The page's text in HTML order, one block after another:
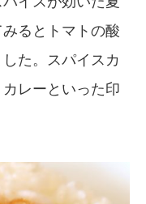
るとトマトの酸
た。スパイスカ
レーといった印